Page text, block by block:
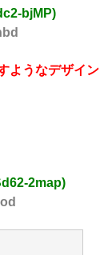
bjMP)
ようなデザイン
2map)